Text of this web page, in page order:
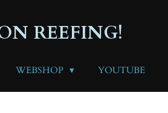
REEFING!
WEBSHOP YOUTUBE